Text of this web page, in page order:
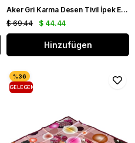
Aker Gri Karma Desen Tivil İpek Eşarp 8808713 - 971
$ 44.44
$ 69.44
Hinzufügen
GELEGENHEIT